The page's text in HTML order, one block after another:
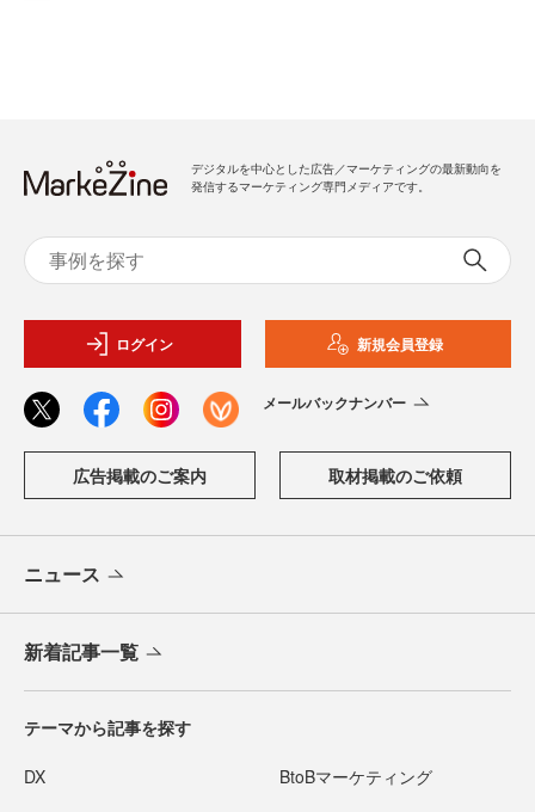
デジタルを中心とした広告／マーケティングの最新動向を
発信するマーケティング専門メディアです。
ログイン 新規会員登録
メールバックナンバー
広告掲載のご案内 取材掲載のご依頼
ニュース
新着記事一覧
テーマから記事を探す
DX BtoBマーケティング